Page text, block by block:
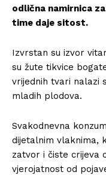
odlična namirnica
time daje sitost.
Izvrstan su izvor
su žute tikvice
vrijednih tvari nalazi
mladih plodova.
Svakodnevna
dijetalnim vlaknima,
zatvor i čiste crijeva
vjerojatnost od